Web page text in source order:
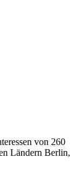
von 260
Ländern Berlin,